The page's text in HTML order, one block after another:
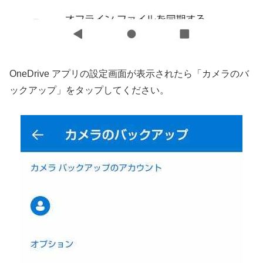
OneDrive アプリの設定画面が表示されたら「カメラのバ
ックアップ」をタップしてください。